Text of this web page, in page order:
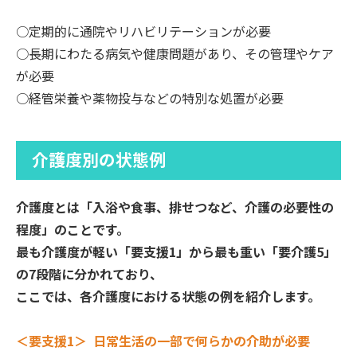
○定期的に通院やリハビリテーションが必要
○長期にわたる病気や健康問題があり、その管理やケア
が必要
○経管栄養や薬物投与などの特別な処置が必要
介護度別の状態例
介護度とは「入浴や食事、排せつなど、介護の必要性の
程度」のことです。
最も介護度が軽い「要支援1」から最も重い「要介護5」
の7段階に分かれており、
ここでは、各介護度における状態の例を紹介します。
＜要支援1＞ 日常生活の一部で何らかの介助が必要